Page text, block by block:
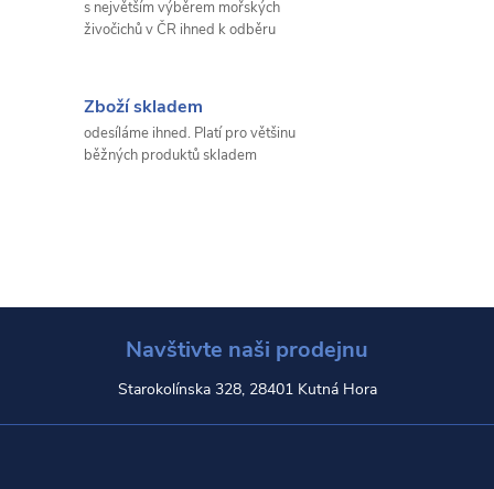
s největším výběrem mořských
živočichů v ČR ihned k odběru
Zboží skladem
odesíláme ihned. Platí pro většinu
běžných produktů skladem
Navštivte naši prodejnu
Starokolínska 328, 28401 Kutná Hora